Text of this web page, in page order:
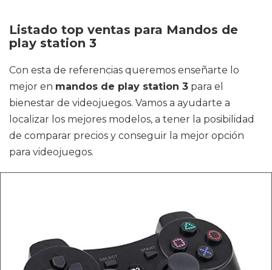
Listado top ventas para Mandos de
play station 3
Con esta de referencias queremos enseñarte lo
mejor en mandos de play station 3 para el
bienestar de videojuegos. Vamos a ayudarte a
localizar los mejores modelos, a tener la posibilidad
de comparar precios y conseguir la mejor opción
para videojuegos.